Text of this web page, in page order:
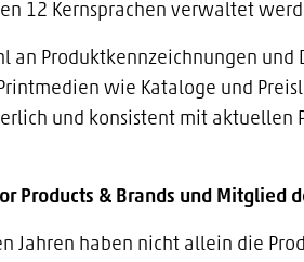
12 Kernsprachen verwaltet
an Produktkennzeichnungen
wie Kataloge und
und konsistent mit aktuellen
Products & Brands und Mitglied
Jahren haben nicht allein die